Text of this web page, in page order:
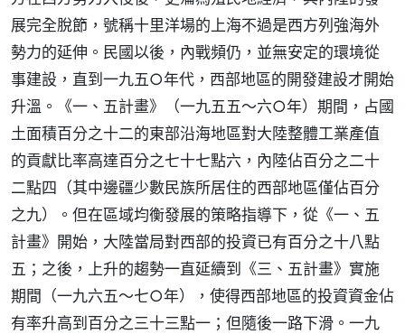
展完全脫節，號稱十里洋場的上海不過是西方列強海外
勢力的延伸。民國以後，內戰頻仍，並無安定的環境從
事建設，直到一九五○年代，西部地區的開發建設才開始
升溫。《一、五計畫》（一九五五～六○年）期間，占國
土面積百分之十二的東部沿海地區對大陸整體工業產值
的貢獻比率高達百分之七十七點六，內陸佔百分之二十
二點四（其中邊疆少數民族所居住的西部地區僅佔百分
之九）。但在區域均衡發展的策略指導下，從《一、五
計畫》開始，大陸當局對西部的投資已有百分之十八點
五；之後，上升的趨勢一直延續到《三、五計畫》實施
期間（一九六五～七○年），使得西部地區的投資資金佔
有率升高到百分之三十三點一；但隨後一路下滑。一九